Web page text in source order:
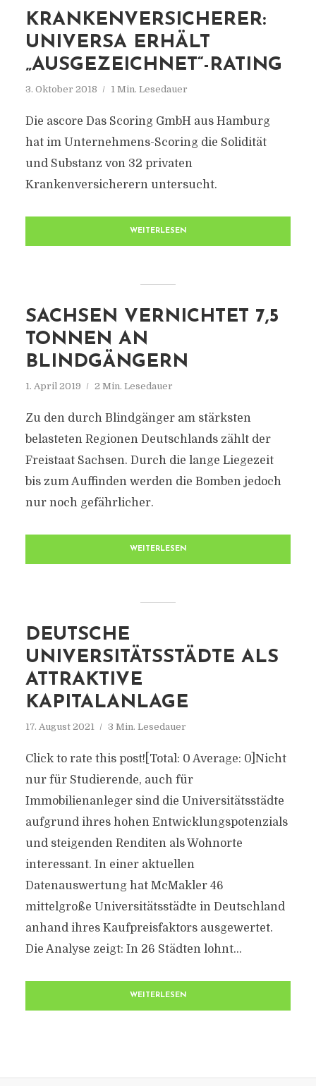
KRANKENVERSICHERER:
UNIVERSA ERHÄLT
„AUSGEZEICHNET“-RATING
3. Oktober 2018 1 Min. Lesedauer
Die ascore Das Scoring GmbH aus Hamburg
hat im Unternehmens-Scoring die Solidität
und Substanz von 32 privaten
Krankenversicherern untersucht.
WEITERLESEN
SACHSEN VERNICHTET 7,5
TONNEN AN
BLINDGÄNGERN
1. April 2019 2 Min. Lesedauer
Zu den durch Blindgänger am stärksten
belasteten Regionen Deutschlands zählt der
Freistaat Sachsen. Durch die lange Liegezeit
bis zum Auffinden werden die Bomben jedoch
nur noch gefährlicher.
WEITERLESEN
DEUTSCHE
UNIVERSITÄTSSTÄDTE ALS
ATTRAKTIVE
KAPITALANLAGE
17. August 2021 3 Min. Lesedauer
Click to rate this post![Total: 0 Average: 0]Nicht
nur für Studierende, auch für
Immobilienanleger sind die Universitätsstädte
aufgrund ihres hohen Entwicklungspotenzials
und steigenden Renditen als Wohnorte
interessant. In einer aktuellen
Datenauswertung hat McMakler 46
mittelgroße Universitätsstädte in Deutschland
anhand ihres Kaufpreisfaktors ausgewertet.
Die Analyse zeigt: In 26 Städten lohnt...
WEITERLESEN